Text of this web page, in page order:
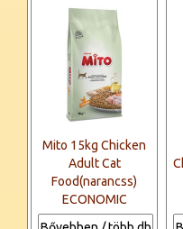
Mito 15kg Chicken
Adult Cat
Food(narancss)
ECONOMIC